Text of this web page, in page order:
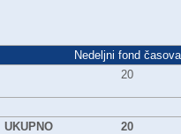
Nedeljni fond časova
20
UKUPNO
20